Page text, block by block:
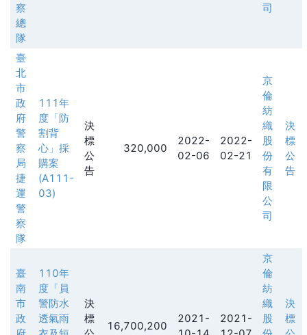
察
總
隊
司
臺
北
市
政
府
警
察
局
捷
運
警
察
隊
111年
度「防
割背
心」採
購案
(A111-
03)
決
標
公
告
320,000
2022-
02-06
2022-
02-21
京
倫
紡
織
股
份
有
限
公
司
決
標
公
告
臺
南
市
政
110年
度「員
警防水
透氣雨
決
標
16,700,200
2021-
2021-
京
倫
紡
織
股
決
標